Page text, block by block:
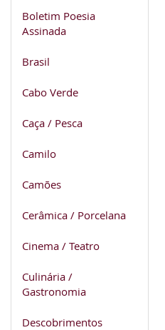
Boletim Poesia
Assinada
Brasil
Cabo Verde
Caça / Pesca
Camilo
Camões
Cerâmica / Porcelana
Cinema / Teatro
Culinária /
Gastronomia
Descobrimentos